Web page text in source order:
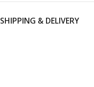
SHIPPING & DELIVERY